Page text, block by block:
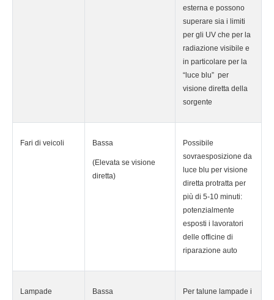
esterna e possono
superare sia i limiti
per gli UV che per la
radiazione visibile e
in particolare per la
“luce blu” per
visione diretta della
sorgente
Fari di veicoli Bassa
(Elevata se visione
diretta)
Possibile
sovraesposizione da
luce blu per visione
diretta protratta per
più di 5-10 minuti:
potenzialmente
esposti i lavoratori
delle officine di
riparazione auto
Lampade
Bassa
Per talune lampade i